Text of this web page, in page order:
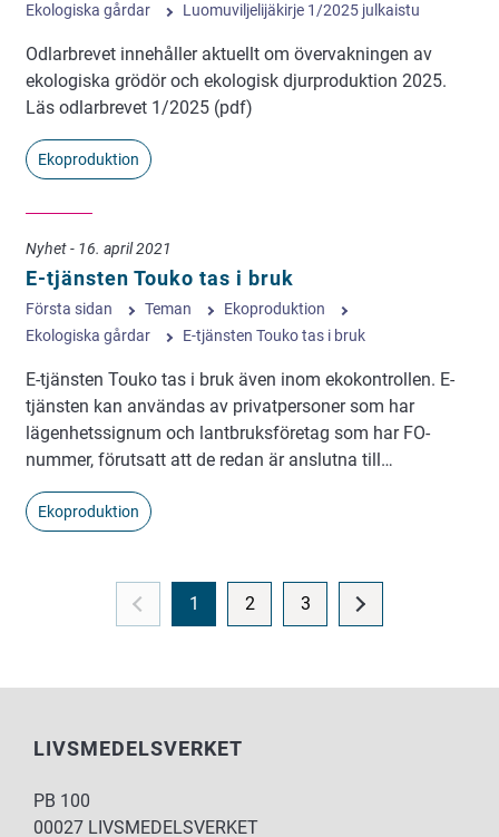
Ekologiska gårdar
Luomuviljelijäkirje 1/2025 julkaistu
Odlarbrevet innehåller aktuellt om övervakningen av
ekologiska grödör och ekologisk djurproduktion 2025.
Läs odlarbrevet 1/2025 (pdf)
Ekoproduktion
Nyhet - 16. april 2021
E-tjänsten Touko tas i bruk
Första sidan Teman
Ekoproduktion
Ekologiska gårdar
E-tjänsten Touko tas i bruk
E-tjänsten Touko tas i bruk även inom ekokontrollen. E-
tjänsten kan användas av privatpersoner som har
lägenhetssignum och lantbruksföretag som har FO-
nummer, förutsatt att de redan är anslutna till…
Ekoproduktion
1 2 3
LIVSMEDELSVERKET
PB 100
00027 LIVSMEDELSVERKET